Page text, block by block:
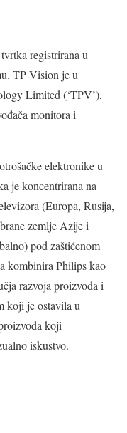
registrirana u
TP Vision je u
Limited (‘TPV’),
monitora i
elektronike u
je koncentrirana na
(Europa, Rusija,
zemlje Azije i
pod zaštićenom
kombinira Philips kao
razvoja proizvoda i
koji je ostavila u
koji
iskustvo.